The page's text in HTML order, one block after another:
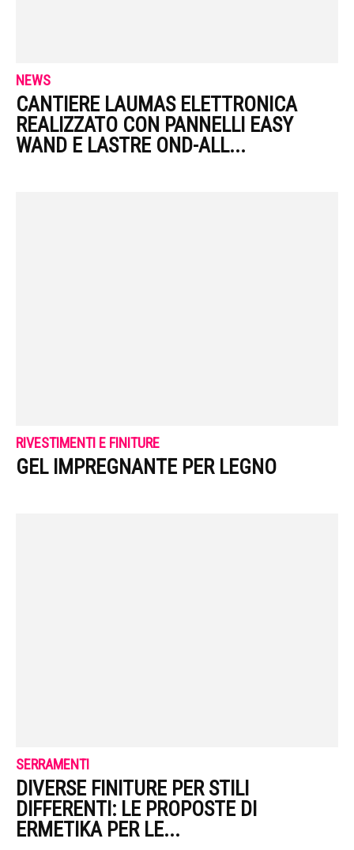
NEWS
CANTIERE LAUMAS ELETTRONICA
REALIZZATO CON PANNELLI EASY
WAND E LASTRE OND-ALL...
RIVESTIMENTI E FINITURE
GEL IMPREGNANTE PER LEGNO
SERRAMENTI
DIVERSE FINITURE PER STILI
DIFFERENTI: LE PROPOSTE DI
ERMETIKA PER LE...